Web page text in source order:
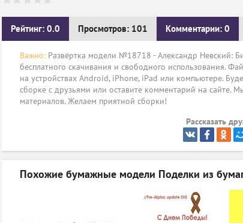
Рейтинг: 0.0 Просмотров: 101 Комментарии: 0
Важно: Развёртка модели №18718 - Александр Невский:
бесплатного скачивания и свободного использования.
на устройствах Android, iPhone, iPad или компьютере.
сборке с друзьями или оставите комментарий на сайте.
материалов. Желаем приятной сборки!
Рассказать
Похожие бумажные модели Поделки из